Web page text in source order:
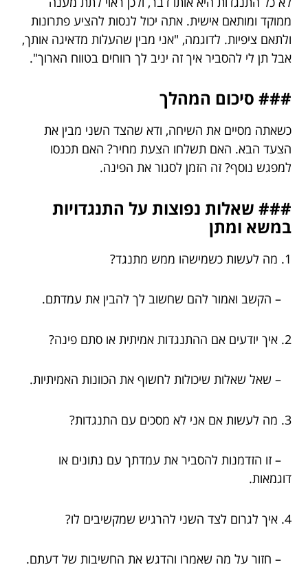
ממוקד ומותאם אישית. אתה יכול לנסות להציע פתרונות
ולתאם ציפיות. לדוגמה, "אני מבין שהעלות מדאיגה אותך,
אבל תן לי להסביר איך זה יניב לך רווחים בטווח הארוך".
### סיכום המהלך
כשאתה מסיים את השיחה, ודא שהצד השני מבין את
הצעד הבא. האם תשלחו הצעת מחיר? האם תכנסו
למפגש נוסף? זה הזמן לסגור את הפינה.
### שאלות נפוצות על התנגדויות
במשא ומתן
1. מה לעשות כשמישהו ממש מתנגד?
– הקשב ואמור להם שחשוב לך להבין את עמדתם.
2. איך יודעים אם ההתנגדות אמיתית או סתם פינה?
– שאל שאלות שיכולות לחשוף את הכוונות האמיתיות.
3. מה לעשות אם אני לא מסכים עם התנגדות?
– זו הזדמנות להסביר את עמדתך עם נתונים או
דוגמאות.
4. איך לגרום לצד השני להרגיש שמקשיבים לו?
– חזור על מה שאמרו והדגש את החשיבות של דעתם.